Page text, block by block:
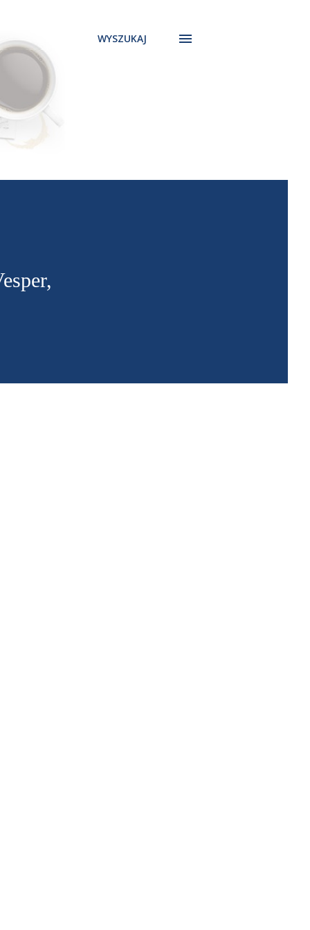
WYSZUKAJ